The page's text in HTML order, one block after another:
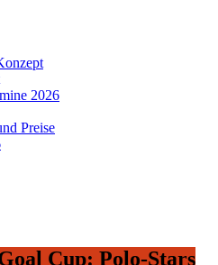
2026
Preise
Cup: Polo-Stars